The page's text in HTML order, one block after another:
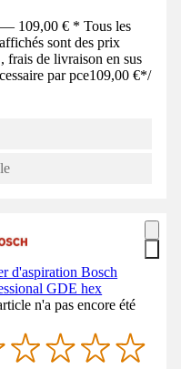
109,00 € * Tous les
sont des prix
frais de livraison en sus
par pce109,00 €*/
d'aspiration Bosch
GDE hex
n'a pas encore été